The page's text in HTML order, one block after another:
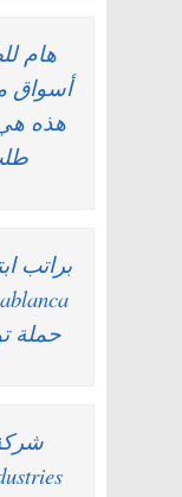
هام
أسواق
هذه
حملة